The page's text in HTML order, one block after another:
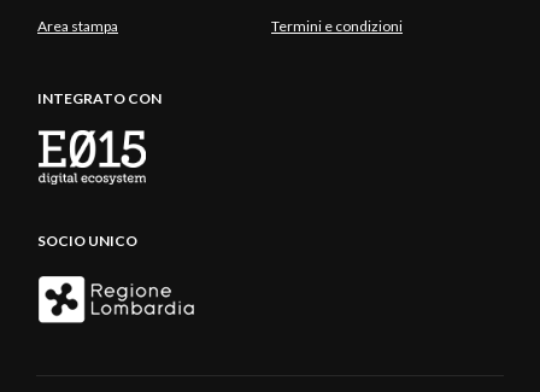
Area stampa Termini e condizioni
INTEGRATO CON
SOCIO UNICO